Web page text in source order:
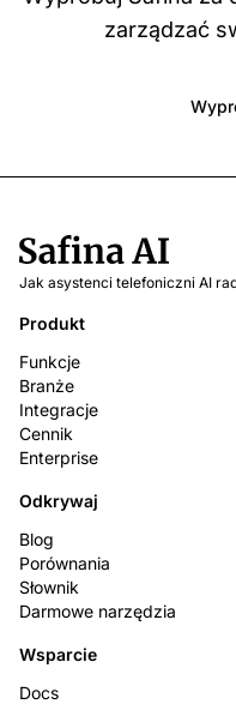
zarządzać
Jak asystenci telefoniczni AI
Produkt
Funkcje
Branże
Integracje
Cennik
Enterprise
Odkrywaj
Blog
Porównania
Słownik
Darmowe narzędzia
Wsparcie
Docs